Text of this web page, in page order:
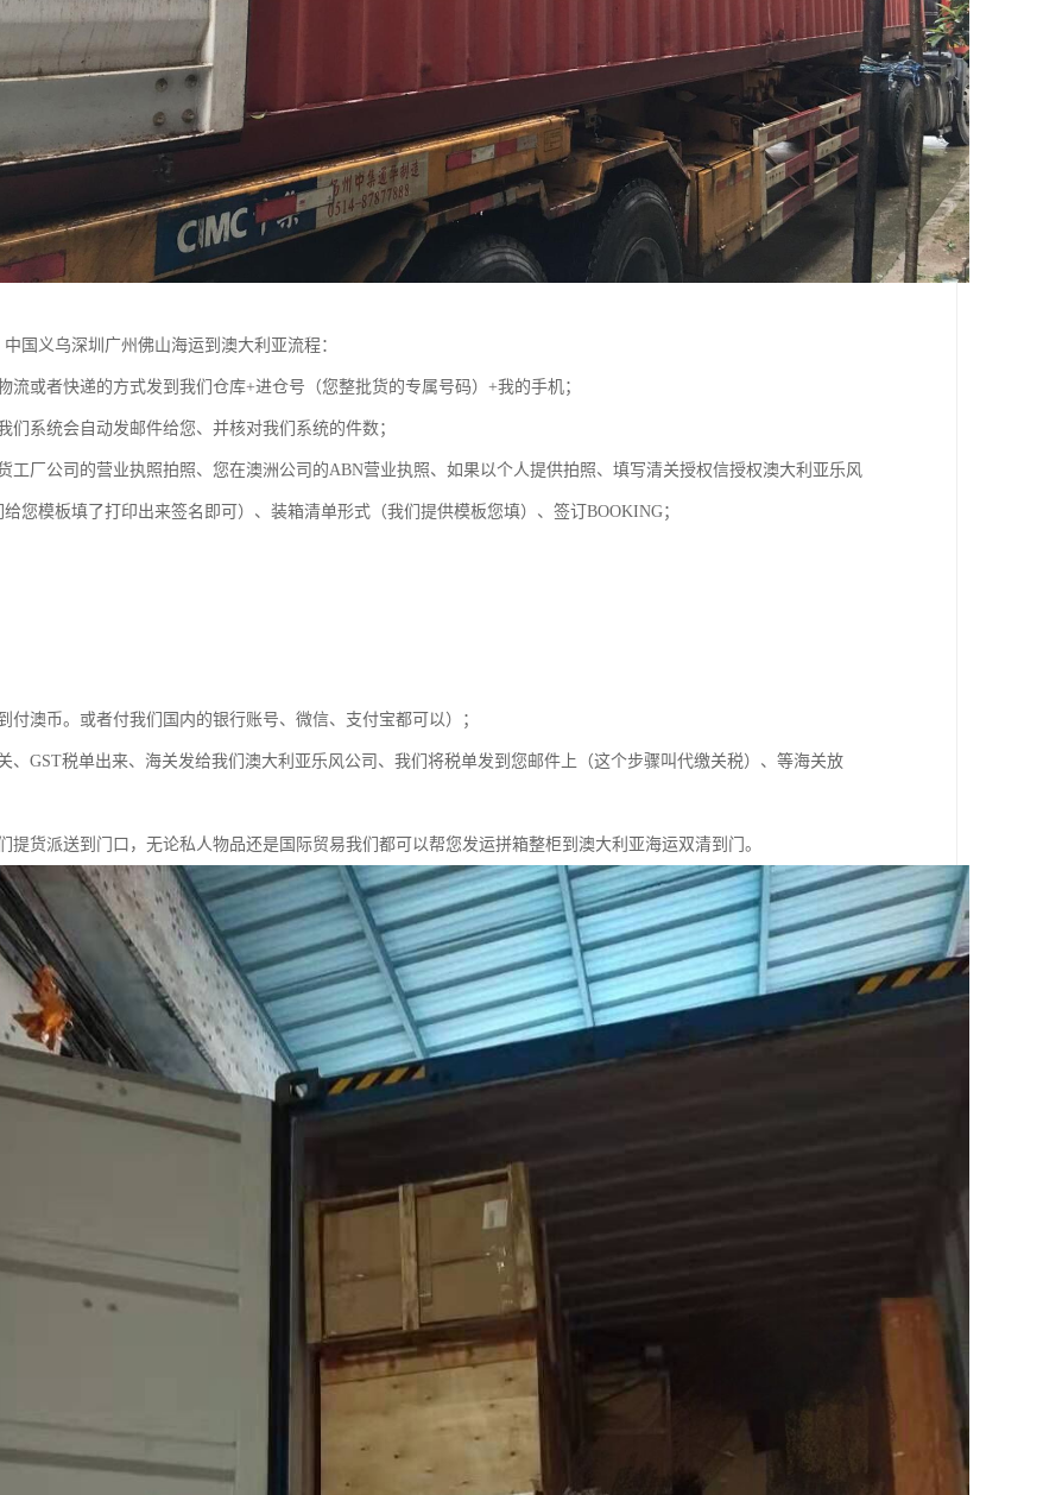
国义乌深圳广州佛山海运到澳大利亚流程：
流或者快递的方式发到我们仓库+进仓号（您整批货的专属号码）+我的手机；
们系统会自动发邮件给您、并核对我们系统的件数；
工厂公司的营业执照拍照、您在澳洲公司的ABN营业执照、如果以个人提供拍照、填写清关授权信授权澳大利亚乐风
您模板填了打印出来签名即可）、装箱清单形式（我们提供模板您填）、签订BOOKING；
付澳币。或者付我们国内的银行账号、微信、支付宝都可以）；
、GST税单出来、海关发给我们澳大利亚乐风公司、我们将税单发到您邮件上（这个步骤叫代缴关税）、等海关放
提货派送到门口，无论私人物品还是国际贸易我们都可以帮您发运拼箱整柜到澳大利亚海运双清到门。